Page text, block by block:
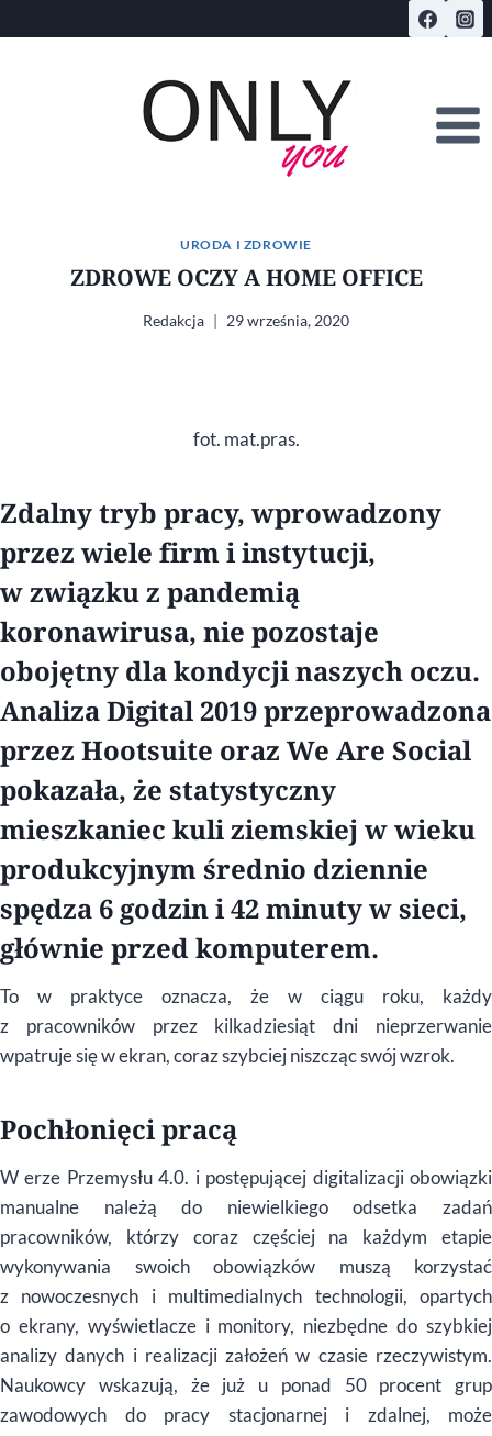
do
URODA I ZDROWIE
ZDROWE OCZY A HOME OFFICE
Redakcja 29 września, 2020
fot. mat.pras.
Zdalny tryb pracy, wprowadzony
przez wiele firm i instytucji,
w związku z pandemią
koronawirusa, nie pozostaje
obojętny dla kondycji naszych oczu.
Analiza Digital 2019 przeprowadzona
przez Hootsuite oraz We Are Social
pokazała, że statystyczny
mieszkaniec kuli ziemskiej w wieku
produkcyjnym średnio dziennie
spędza 6 godzin i 42 minuty w sieci,
głównie przed komputerem.
To w praktyce oznacza, że w ciągu roku, każdy
z pracowników przez kilkadziesiąt dni nieprzerwanie
wpatruje się w ekran, coraz szybciej niszcząc swój wzrok.
Pochłonięci pracą
W erze Przemysłu 4.0. i postępującej digitalizacji obowiązki
manualne należą do niewielkiego odsetka zadań
pracowników, którzy coraz częściej na każdym etapie
wykonywania swoich obowiązków muszą korzystać
z nowoczesnych i multimedialnych technologii, opartych
o ekrany, wyświetlacze i monitory, niezbędne do szybkiej
analizy danych i realizacji założeń w czasie rzeczywistym.
Naukowcy wskazują, że już u ponad 50 procent grup
zawodowych do pracy stacjonarnej i zdalnej, może